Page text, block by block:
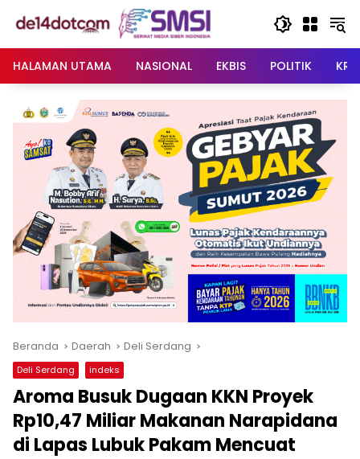
HALAMAN UTAMA
NASIONAL EKBIS POLITIK
Beranda Daerah Deli Serdang
Deli Serdang indeks
Aroma Busuk Dugaan KKN Proyek
Rp10,47 Miliar Makanan Narapidana
di Lapas Lubuk Pakam Mencuat